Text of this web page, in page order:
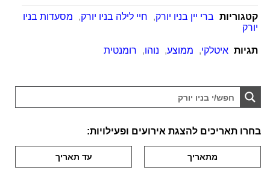
קטגוריות ברי יין בניו יורק, חיי לילה בניו יורק,
מסעדות בניו
יורק
תגיות איטלקי, ממוצע, נוהו, רומנטית
בחרו תאריכים להצגת אירועים ופעילויות: